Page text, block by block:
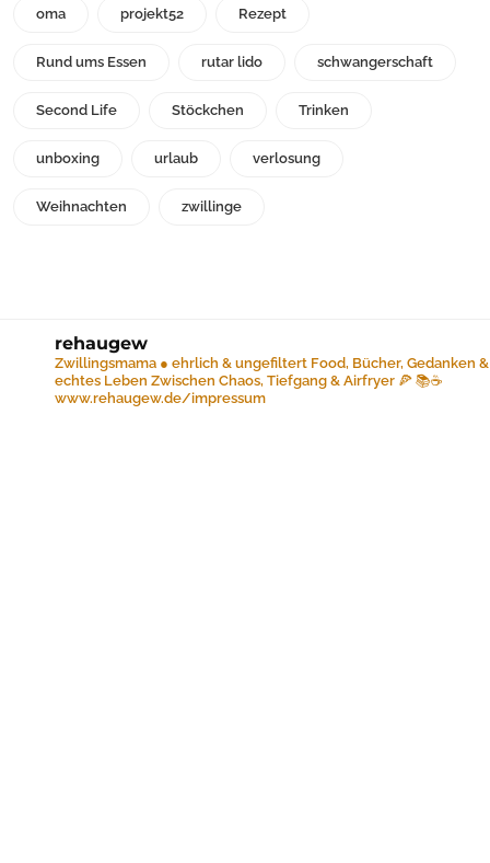
oma projekt52 Rezept
Rund ums Essen rutar lido schwangerschaft
Second Life Stöckchen Trinken
unboxing urlaub verlosung
Weihnachten zwillinge
rehaugew
Zwillingsmama ● ehrlich & ungefiltert Food, Bücher, Gedanken &
echtes Leben Zwischen Chaos, Tiefgang & Airfryer 🍕 📚☕️
www.rehaugew.de/impressum